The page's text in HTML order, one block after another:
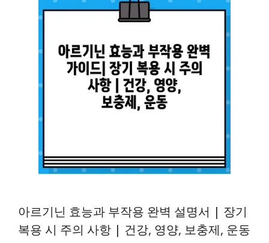
아르기닌 효능과 부작용 완벽 설명서 | 장기
복용 시 주의 사항 | 건강, 영양, 보충제, 운동